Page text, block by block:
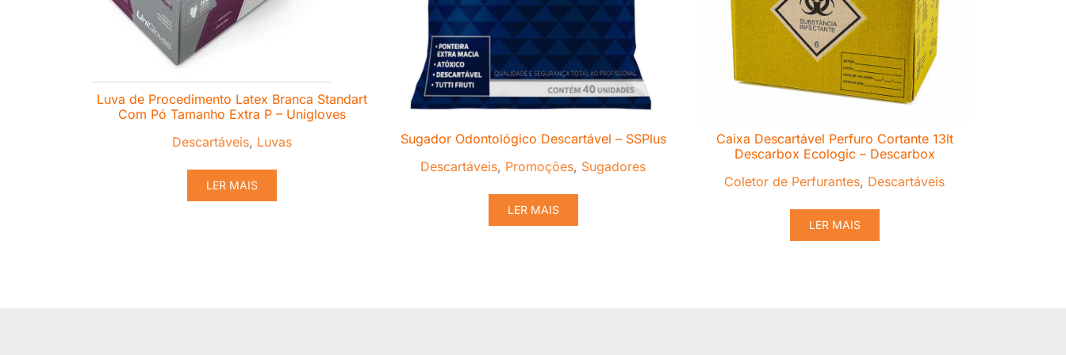
Luva de Procedimento Latex Branca Standart
Com Pó Tamanho Extra P – Unigloves
Descartáveis, Luvas
LER MAIS
Sugador Odontológico Descartável – SSPlus
Descartáveis, Promoções, Sugadores
LER MAIS
Caixa Descartável Perfuro Cortante 13lt
Descarbox Ecologic – Descarbox
Coletor de Perfurantes, Descartáveis
LER MAIS